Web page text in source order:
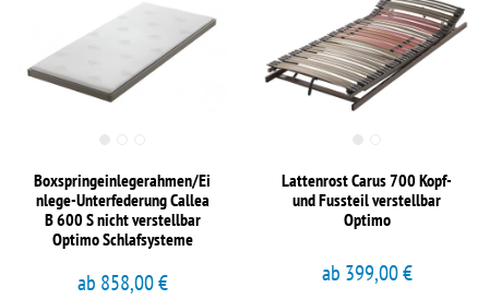
Boxspringeinlegerahmen/Ei
nlege-Unterfederung Callea
B 600 S nicht verstellbar
Optimo Schlafsysteme
ab 858,00 €
Lattenrost Carus 700 Kopf-
und Fussteil verstellbar
Optimo
ab 399,00 €